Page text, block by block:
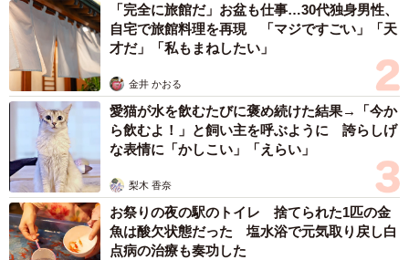
「完全に旅館だ」お盆も仕事…30代独身男性、
自宅で旅館料理を再現 「マジですごい」「天
才だ」「私もまねしたい」
金井 かおる
愛猫が水を飲むたびに褒め続けた結果→「今か
ら飲むよ！」と飼い主を呼ぶように 誇らしげ
な表情に「かしこい」「えらい」
梨木 香奈
お祭りの夜の駅のトイレ 捨てられた1匹の金
魚は酸欠状態だった 塩水浴で元気取り戻し白
点病の治療も奏功した